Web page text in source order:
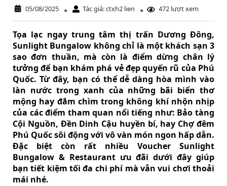
05/08/2025 * Tác giả: ctxh2 lien * 472 lượt xem
Tọa lạc ngay trung tâm thị trấn Dương Đông,
Sunlight Bungalow không chỉ là một khách sạn 3
sao đơn thuần, mà còn là điểm dừng chân lý
tưởng để bạn khám phá vẻ đẹp quyến rũ của Phú
Quốc. Từ đây, bạn có thể dễ dàng hòa mình vào
làn nước trong xanh của những bãi biển thơ
mộng hay đắm chìm trong không khí nhộn nhịp
của các điểm tham quan nổi tiếng như: Bảo tàng
Cội Nguồn, Đền Dinh Cậu huyền bí, hay Chợ đêm
Phú Quốc sôi động với vô vàn món ngon hấp dẫn.
Đặc biệt còn rất nhiều Voucher Sunlight
Bungalow & Restaurant ưu đãi dưới đây giúp
bạn tiết kiệm tối đa chi phí mà vẫn vui chơi thoải
mái nhé.